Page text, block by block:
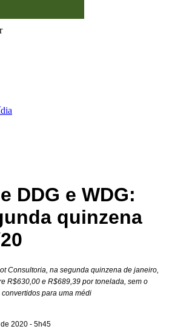
DDG e WDG:
quinzena
Consultoria, na segunda quinzena de janeiro,
R$630,00 e R$689,39 por tonelada, sem o
para uma médi
2020 - 5h45